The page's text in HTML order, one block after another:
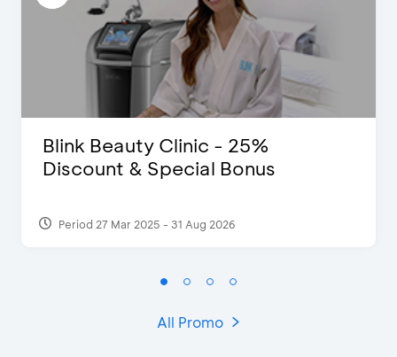
Blink Beauty Clinic - 25%
Discount & Special Bonus
Period 27 Mar 2025 - 31 Aug 2026
All Promo